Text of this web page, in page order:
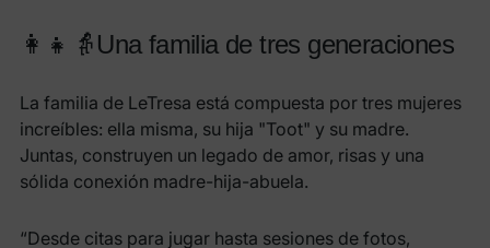
👩👧👵Una familia de tres generaciones
La familia de LeTresa está compuesta por tres mujeres
increíbles: ella misma, su hija "Toot" y su madre.
Juntas, construyen un legado de amor, risas y una
sólida conexión madre-hija-abuela.
“Desde citas para jugar hasta sesiones de fotos,